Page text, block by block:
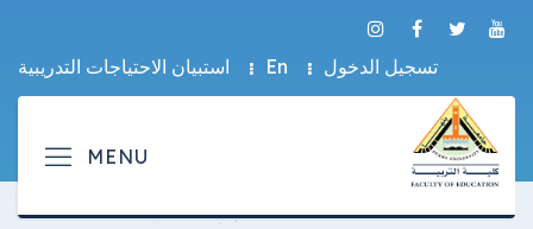
تسجيل الدخول En استبيان الاحتياجات التدريبية